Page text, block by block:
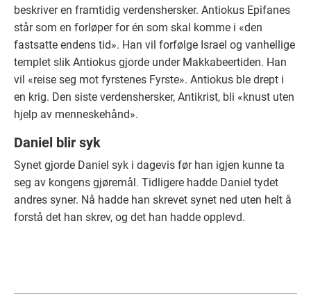
beskriver en framtidig verdenshersker. Antiokus Epifanes
står som en forløper for én som skal komme i «den
fastsatte endens tid». Han vil forfølge Israel og vanhellige
templet slik Antiokus gjorde under Makkabeertiden. Han
vil «reise seg mot fyrstenes Fyrste». Antiokus ble drept i
en krig. Den siste verdenshersker, Antikrist, bli «knust uten
hjelp av menneskehånd».
Daniel blir syk
Synet gjorde Daniel syk i dagevis før han igjen kunne ta
seg av kongens gjøremål. Tidligere hadde Daniel tydet
andres syner. Nå hadde han skrevet synet ned uten helt å
forstå det han skrev, og det han hadde opplevd.